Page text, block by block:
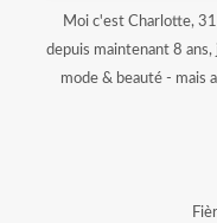
Moi c'est Charlotte,
depuis maintenant 8
mode & beauté - mais